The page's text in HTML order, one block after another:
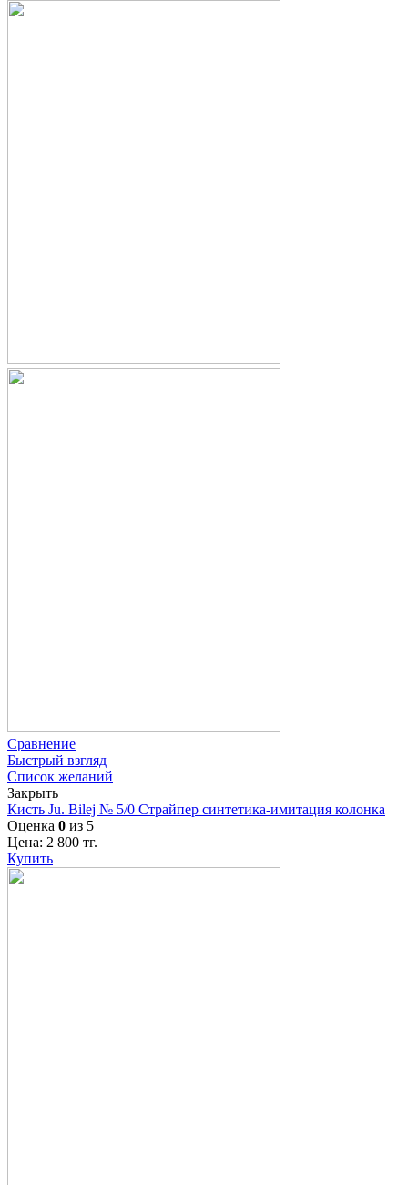
Сравнение
Быстрый взгляд
Список желаний
Закрыть
Кисть Ju. Bilej № 5/0 Страйпер синтетика-имитация колонка
Оценка 0 из 5
Цена: 2 800 тг.
Купить